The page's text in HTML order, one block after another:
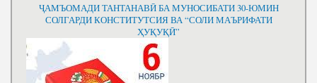
ҶАМЪОМАДИ ТАНТАНАВӢ БА МУНОСИБАТИ 30-ЮМИН
СОЛГАРДИ КОНСТИТУТСИЯ ВА “СОЛИ МАЪРИФАТИ
ҲУҚУҚӢ”